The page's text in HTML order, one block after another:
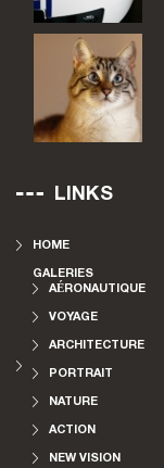
LINKS
HOME
GALERIES
AÉRONAUTIQUE
VOYAGE
ARCHITECTURE
PORTRAIT
NATURE
ACTION
NEW VISION